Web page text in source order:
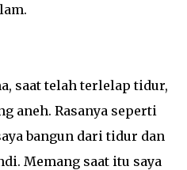
saat telah terlelap tidur,
aneh. Rasanya seperti
bangun dari tidur dan
Memang saat itu saya